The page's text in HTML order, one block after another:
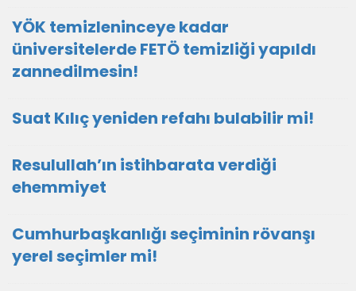
YÖK temizleninceye kadar
üniversitelerde FETÖ temizliği yapıldı
zannedilmesin!
Suat Kılıç yeniden refahı bulabilir mi!
Resulullah’ın istihbarata verdiği
ehemmiyet
Cumhurbaşkanlığı seçiminin rövanşı
yerel seçimler mi!